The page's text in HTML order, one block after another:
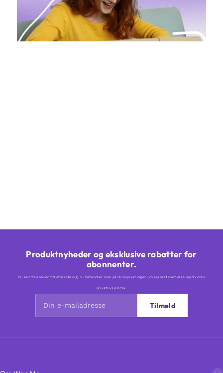
Produktnyheder og eksklusive rabatter for
abonnenter.
Du kan til enhver tid afmelde dig. Vi behandler dine personoplysninger i overensstemmelse med vores
privatlivspolitik.
Tilmeld